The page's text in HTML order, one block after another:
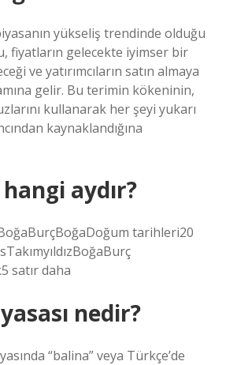
yükseliş trendinde olduğu
fiyatların gelecekte iyimser bir
ve yatırımcıların satın almaya
gelir. Bu terimin kökeninin,
kullanarak her şeyi yukarı
kaynaklandığına
hangi aydır?
tarihleri20
satır daha
nedir?
“balina” veya Türkçe’de